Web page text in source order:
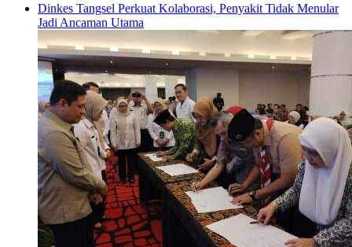
Dinkes Tangsel Perkuat Kolaborasi, Penyakit Tidak Menular
Jadi Ancaman Utama